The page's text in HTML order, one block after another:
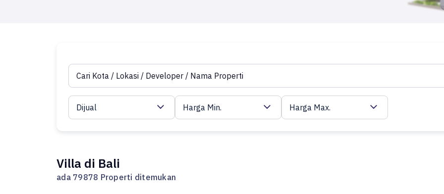
Dijual Harga Min. Harga Max.
Villa di Bali
ada 79878 Properti ditemukan